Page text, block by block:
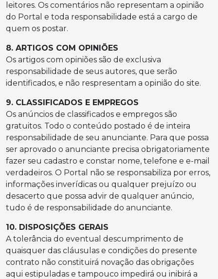
leitores. Os comentários não representam a opinião
do Portal e toda responsabilidade está a cargo de
quem os postar.
8. ARTIGOS COM OPINIÕES
Os artigos com opiniões são de exclusiva
responsabilidade de seus autores, que serão
identificados, e não respresentam a opinião do site.
9. CLASSIFICADOS E EMPREGOS
Os anúncios de classificados e empregos são
gratuitos. Todo o conteúdo postado é de inteira
responsabilidade de seu anunciante. Para que possa
ser aprovado o anunciante precisa obrigatoriamente
fazer seu cadastro e constar nome, telefone e e-mail
verdadeiros. O Portal não se responsabiliza por erros,
informações inverídicas ou qualquer prejuízo ou
desacerto que possa advir de qualquer anúncio,
tudo é de responsabilidade do anunciante.
10. DISPOSIÇÕES GERAIS
A tolerância do eventual descumprimento de
quaisquer das cláusulas e condições do presente
contrato não constituirá novação das obrigações
aqui estipuladas e tampouco impedirá ou inibirá a